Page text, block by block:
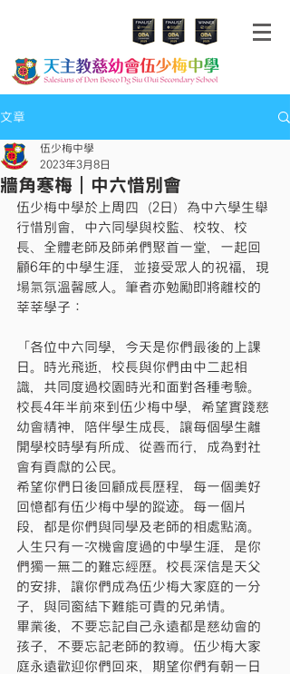
文章
牆角寒梅｜中六惜別會
伍少梅中學
2023年3月8日
伍少梅中學於上周四（2日）為中六學生舉
行惜別會，中六同學與校監、校牧、校
長、全體老師及師弟們聚首一堂，一起回
顧6年的中學生涯，並接受眾人的祝福，現
場氣氛溫馨感人。筆者亦勉勵即將離校的
莘莘學子：
「各位中六同學，今天是你們最後的上課
日。時光飛逝，校長與你們由中二起相
識，共同度過校園時光和面對各種考驗。
校長4年半前來到伍少梅中學，希望實踐慈
幼會精神，陪伴學生成長，讓每個學生離
開學校時學有所成、從善而行，成為對社
會有貢獻的公民。
希望你們日後回顧成長歷程，每一個美好
回憶都有伍少梅中學的蹤迹。每一個片
段，都是你們與同學及老師的相處點滴。
人生只有一次機會度過的中學生涯，是你
們獨一無二的難忘經歷。校長深信是天父
的安排，讓你們成為伍少梅大家庭的一分
子，與同窗結下難能可貴的兄弟情。
畢業後，不要忘記自己永遠都是慈幼會的
孩子，不要忘記老師的教導。伍少梅大家
庭永遠歡迎你們回來，期望你們有朝一日